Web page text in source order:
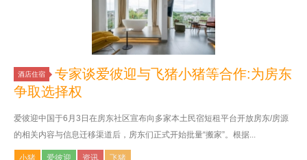
酒店住宿
专家谈爱彼迎与飞猪小猪等合作:为房东
争取选择权
爱彼迎中国于6月3日在房东社区宣布向多家本土民宿短租平台开放房东/房源
的相关内容与信息迁移渠道后，房东们正式开始批量“搬家”。根据...